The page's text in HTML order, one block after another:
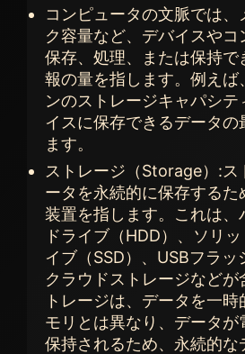
コンピュータの文脈では、
ク容量など、デバイスや
保存、処理、または保持で
報の量を指します。例えば
ンのストレージキャパシ
イスに保存できるデータの
ます。
ストレージ（Storage）:ス
ータを永続的に保存するた
装置を指します。これは、
ドライブ（HDD）、ソリ
イブ（SSD）、USBフラッ
クラウドストレージなどが
トレージは、データを一時
モリとは異なり、データが
保持されるため、永続的な